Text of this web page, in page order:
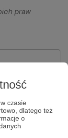
czasie
dlatego też
o
w
z Tobą, w
oraz
oraz
praw
ochronie
Twoich danych
możliwa
"Zgodna na
formularz